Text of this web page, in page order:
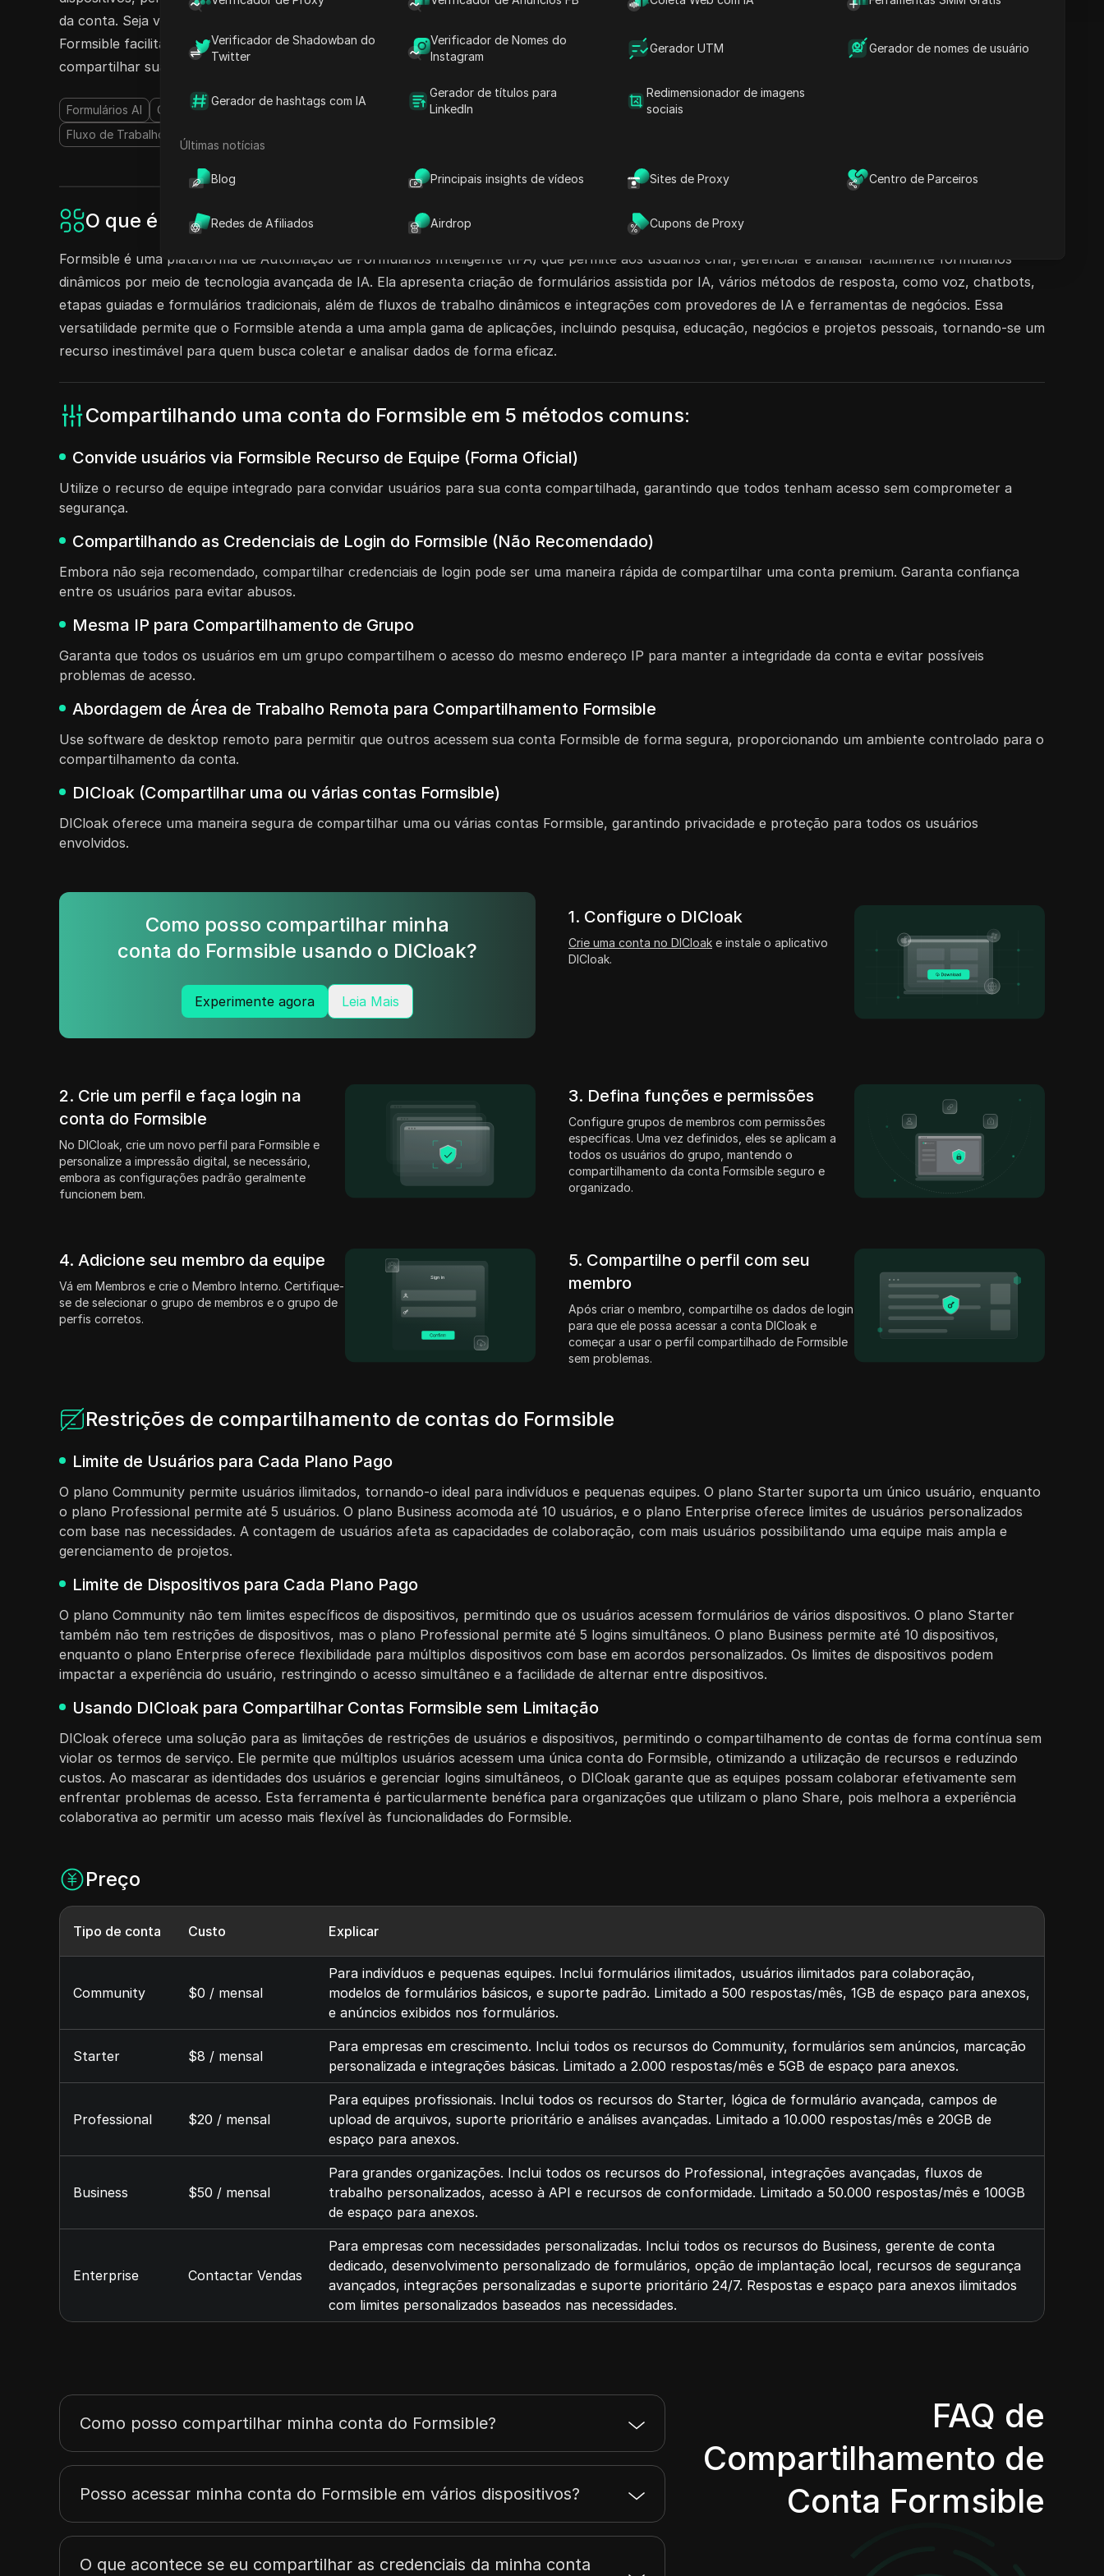
Verificador de Shadowban do
Twitter
Verificador de Nomes do
Instagram
Gerador UTM Gerador de nomes de usuário
Gerador de hashtags com IA
Gerador de títulos para
LinkedIn
Redimensionador de imagens
sociais
Últimas notícias
Blog Principais insights de vídeos Sites de Proxy Centro de Parceiros
Redes de Afiliados Airdrop Cupons de Proxy
da conta. Seja você um indivíduo, uma empresa em crescimento ou uma grande organização, o
Formsible facilita a criação e o gerenciamento de formulários de forma segura. Comece a
compartilhar suas contas do Formsible hoje e aumente a produtividade da sua equipe!
Formulários AI Chatbot de IA Agência AI Gerador de Relatórios AI
Extração de Documentos AI
Fluxo de Trabalho de IA
O que é Formsible?
Formsible é uma plataforma de Automação de Formulários Inteligente (IFA) que permite aos usuários criar, gerenciar e analisar facilmente formulários
dinâmicos por meio de tecnologia avançada de IA. Ela apresenta criação de formulários assistida por IA, vários métodos de resposta, como voz, chatbots,
etapas guiadas e formulários tradicionais, além de fluxos de trabalho dinâmicos e integrações com provedores de IA e ferramentas de negócios. Essa
versatilidade permite que o Formsible atenda a uma ampla gama de aplicações, incluindo pesquisa, educação, negócios e projetos pessoais, tornando-se um
recurso inestimável para quem busca coletar e analisar dados de forma eficaz.
Compartilhando uma conta do Formsible em 5 métodos comuns:
Convide usuários via Formsible Recurso de Equipe (Forma Oficial)
Utilize o recurso de equipe integrado para convidar usuários para sua conta compartilhada, garantindo que todos tenham acesso sem comprometer a
segurança.
Compartilhando as Credenciais de Login do Formsible (Não Recomendado)
Embora não seja recomendado, compartilhar credenciais de login pode ser uma maneira rápida de compartilhar uma conta premium. Garanta confiança
entre os usuários para evitar abusos.
Mesma IP para Compartilhamento de Grupo
Garanta que todos os usuários em um grupo compartilhem o acesso do mesmo endereço IP para manter a integridade da conta e evitar possíveis
problemas de acesso.
Abordagem de Área de Trabalho Remota para Compartilhamento Formsible
Use software de desktop remoto para permitir que outros acessem sua conta Formsible de forma segura, proporcionando um ambiente controlado para o
compartilhamento da conta.
DICloak (Compartilhar uma ou várias contas Formsible)
DICloak oferece uma maneira segura de compartilhar uma ou várias contas Formsible, garantindo privacidade e proteção para todos os usuários
envolvidos.
Como posso compartilhar minha
conta do Formsible usando o DICloak?
Experimente agora Leia Mais
1. Configure o DICloak
Crie uma conta no DICloak e instale o aplicativo
DICloak.
2. Crie um perfil e faça login na
conta do Formsible
No DICloak, crie um novo perfil para Formsible e
personalize a impressão digital, se necessário,
embora as configurações padrão geralmente
funcionem bem.
3. Defina funções e permissões
Configure grupos de membros com permissões
específicas. Uma vez definidos, eles se aplicam a
todos os usuários do grupo, mantendo o
compartilhamento da conta Formsible seguro e
organizado.
4. Adicione seu membro da equipe
Vá em Membros e crie o Membro Interno. Certifique-
se de selecionar o grupo de membros e o grupo de
perfis corretos.
5. Compartilhe o perfil com seu
membro
Após criar o membro, compartilhe os dados de login
para que ele possa acessar a conta DICloak e
começar a usar o perfil compartilhado de Formsible
sem problemas.
Restrições de compartilhamento de contas do Formsible
Limite de Usuários para Cada Plano Pago
O plano Community permite usuários ilimitados, tornando-o ideal para indivíduos e pequenas equipes. O plano Starter suporta um único usuário, enquanto
o plano Professional permite até 5 usuários. O plano Business acomoda até 10 usuários, e o plano Enterprise oferece limites de usuários personalizados
com base nas necessidades. A contagem de usuários afeta as capacidades de colaboração, com mais usuários possibilitando uma equipe mais ampla e
gerenciamento de projetos.
Limite de Dispositivos para Cada Plano Pago
O plano Community não tem limites específicos de dispositivos, permitindo que os usuários acessem formulários de vários dispositivos. O plano Starter
também não tem restrições de dispositivos, mas o plano Professional permite até 5 logins simultâneos. O plano Business permite até 10 dispositivos,
enquanto o plano Enterprise oferece flexibilidade para múltiplos dispositivos com base em acordos personalizados. Os limites de dispositivos podem
impactar a experiência do usuário, restringindo o acesso simultâneo e a facilidade de alternar entre dispositivos.
Usando DICloak para Compartilhar Contas Formsible sem Limitação
DICloak oferece uma solução para as limitações de restrições de usuários e dispositivos, permitindo o compartilhamento de contas de forma contínua sem
violar os termos de serviço. Ele permite que múltiplos usuários acessem uma única conta do Formsible, otimizando a utilização de recursos e reduzindo
custos. Ao mascarar as identidades dos usuários e gerenciar logins simultâneos, o DICloak garante que as equipes possam colaborar efetivamente sem
enfrentar problemas de acesso. Esta ferramenta é particularmente benéfica para organizações que utilizam o plano Share, pois melhora a experiência
colaborativa ao permitir um acesso mais flexível às funcionalidades do Formsible.
Preço
Tipo de conta Custo Explicar
Community $0 / mensal
Para indivíduos e pequenas equipes. Inclui formulários ilimitados, usuários ilimitados para colaboração,
modelos de formulários básicos, e suporte padrão. Limitado a 500 respostas/mês, 1GB de espaço para anexos,
e anúncios exibidos nos formulários.
Starter $8 / mensal
Para empresas em crescimento. Inclui todos os recursos do Community, formulários sem anúncios, marcação
personalizada e integrações básicas. Limitado a 2.000 respostas/mês e 5GB de espaço para anexos.
Professional $20 / mensal
Para equipes profissionais. Inclui todos os recursos do Starter, lógica de formulário avançada, campos de
upload de arquivos, suporte prioritário e análises avançadas. Limitado a 10.000 respostas/mês e 20GB de
espaço para anexos.
Business $50 / mensal
Para grandes organizações. Inclui todos os recursos do Professional, integrações avançadas, fluxos de
trabalho personalizados, acesso à API e recursos de conformidade. Limitado a 50.000 respostas/mês e 100GB
de espaço para anexos.
Enterprise Contactar Vendas
Para empresas com necessidades personalizadas. Inclui todos os recursos do Business, gerente de conta
dedicado, desenvolvimento personalizado de formulários, opção de implantação local, recursos de segurança
avançados, integrações personalizadas e suporte prioritário 24/7. Respostas e espaço para anexos ilimitados
com limites personalizados baseados nas necessidades.
FAQ de
Compartilhamento de
Conta Formsible
Como posso compartilhar minha conta do Formsible?
Posso acessar minha conta do Formsible em vários dispositivos?
O que acontece se eu compartilhar as credenciais da minha conta